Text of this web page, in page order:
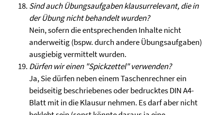
Sind auch Übungsaufgaben klausurrelevant, die in
der Übung nicht behandelt wurden?
Nein, sofern die entsprechenden Inhalte nicht
anderweitig (bspw. durch andere Übungsaufgaben)
ausgiebig vermittelt wurden.
Dürfen wir einen "Spickzettel" verwenden?
Ja, Sie dürfen neben einem Taschenrechner ein
beidseitig beschriebenes oder bedrucktes DIN A4-
Blatt mit in die Klausur nehmen. Es darf aber nicht